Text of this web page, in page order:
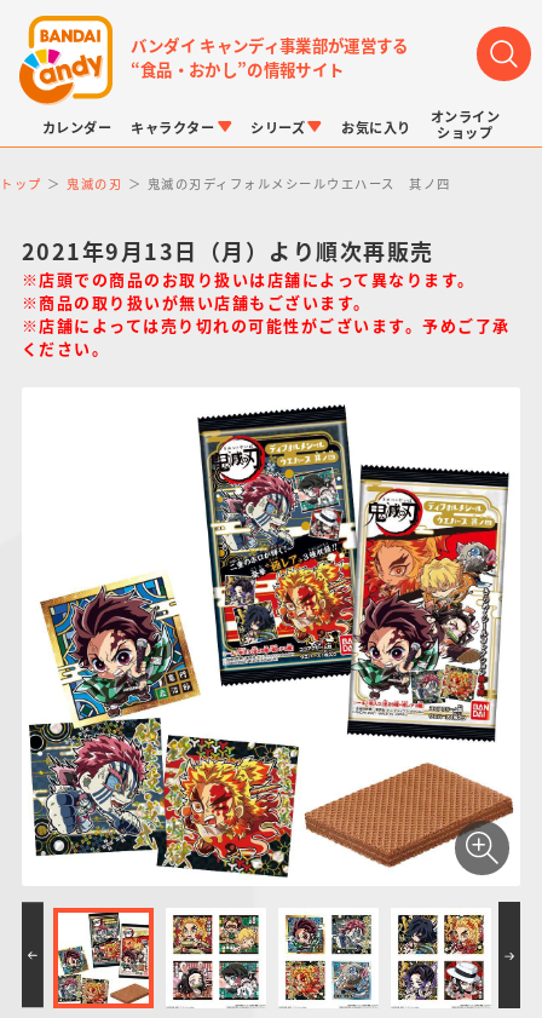
バンダイ キャンディ事業部が運営する
“食品・おかし”の情報サイト
カレンダー キャラクター
LINK TRAVELERS
ズ
PROJECT R.E.D.・
スーパー戦隊シリー
ズ
プリキュアシリーズ
ガンダムシリーズ
ポケットモンスター
ドラゴンボール
アンパンマン
サンリオキャラクタ
ーズ
たまご
シリーズ
チョコボックス
つりグミ
チョコサプ
にふぉるめーしょん
＆スクエアシール
SMPシリーズ
ポケモンキッズ
ポケモンスケールワ
ールド
キャラデコ
お気に入り
オンライン
ショップ
トップ 鬼滅の刃 鬼滅の刃ディフォルメシールウエハース 其ノ四
2021年9月13日（月）より順次再販売
※店頭での商品のお取り扱いは店舗によって異なります。
※商品の取り扱いが無い店舗もございます。
※店舗によっては売り切れの可能性がございます。予めご了承
ください。